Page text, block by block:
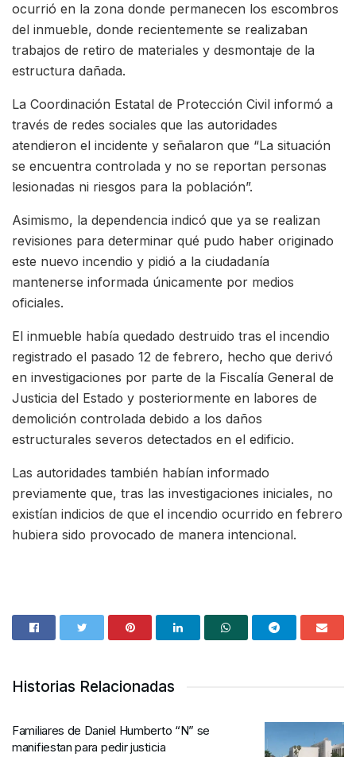
ocurrió en la zona donde permanecen los escombros
del inmueble, donde recientemente se realizaban
trabajos de retiro de materiales y desmontaje de la
estructura dañada.
La Coordinación Estatal de Protección Civil informó a
través de redes sociales que las autoridades
atendieron el incidente y señalaron que “La situación
se encuentra controlada y no se reportan personas
lesionadas ni riesgos para la población”.
Asimismo, la dependencia indicó que ya se realizan
revisiones para determinar qué pudo haber originado
este nuevo incendio y pidió a la ciudadanía
mantenerse informada únicamente por medios
oficiales.
El inmueble había quedado destruido tras el incendio
registrado el pasado 12 de febrero, hecho que derivó
en investigaciones por parte de la Fiscalía General de
Justicia del Estado y posteriormente en labores de
demolición controlada debido a los daños
estructurales severos detectados en el edificio.
Las autoridades también habían informado
previamente que, tras las investigaciones iniciales, no
existían indicios de que el incendio ocurrido en febrero
hubiera sido provocado de manera intencional.
Historias Relacionadas
Familiares de Daniel Humberto “N” se
manifiestan para pedir justicia